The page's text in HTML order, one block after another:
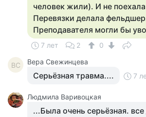
человек жили). И не
Перевязки делала
Преподавателя могли бы
7 лет 2 0
ВС Вера Свежинцева
Серьёзная травма.... 7
Людмила Варивоцкая
...Была очень серьёзная. все